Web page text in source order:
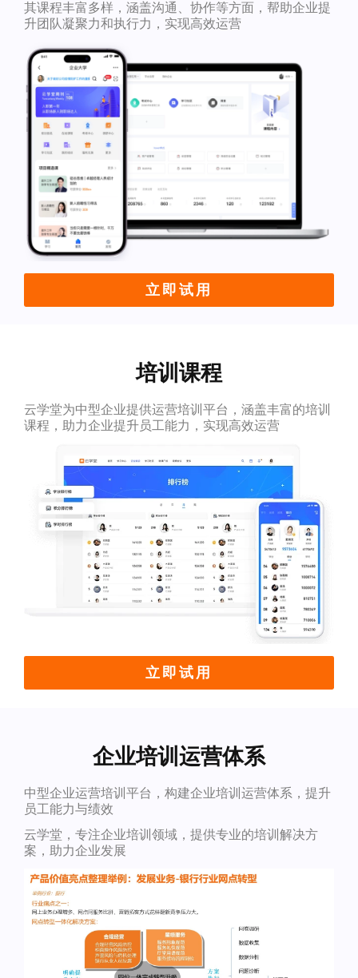
其课程丰富多样，涵盖沟通、协作等方面，帮助企业提
升团队凝聚力和执行力，实现高效运营
立即试用
培训课程
云学堂为中型企业提供运营培训平台，涵盖丰富的培训
课程，助力企业提升员工能力，实现高效运营
立即试用
企业培训运营体系
中型企业运营培训平台，构建企业培训运营体系，提升
员工能力与绩效
云学堂，专注企业培训领域，提供专业的培训解决方
案，助力企业发展